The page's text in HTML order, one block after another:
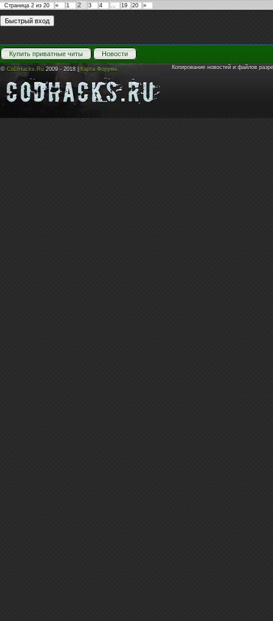
Страница 2 из 20 « 1 2 3 4 … 19 20 »
Купить приватные читы Новости
© CoDHacks.Ru 2009 - 2018 | Карта Форума Копирование новостей и файлов